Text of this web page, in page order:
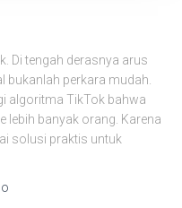
Di tengah derasnya arus
bukanlah perkara mudah.
algoritma TikTok bahwa
lebih banyak orang. Karena
solusi praktis untuk